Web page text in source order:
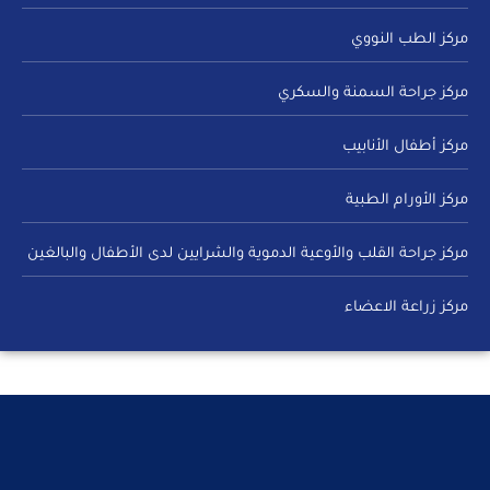
مركز الطب النووي
مركز جراحة السمنة والسكري
مركز أطفال الأنابيب
مركز الأورام الطبية
مركز جراحة القلب والأوعية الدموية والشرايين لدى الأطفال والبالغين
مركز زراعة الاعضاء